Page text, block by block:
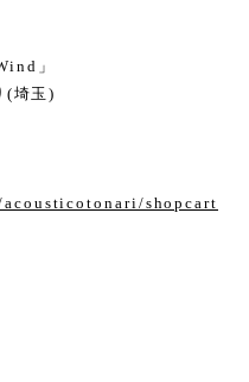
」
(埼玉)
shopcart